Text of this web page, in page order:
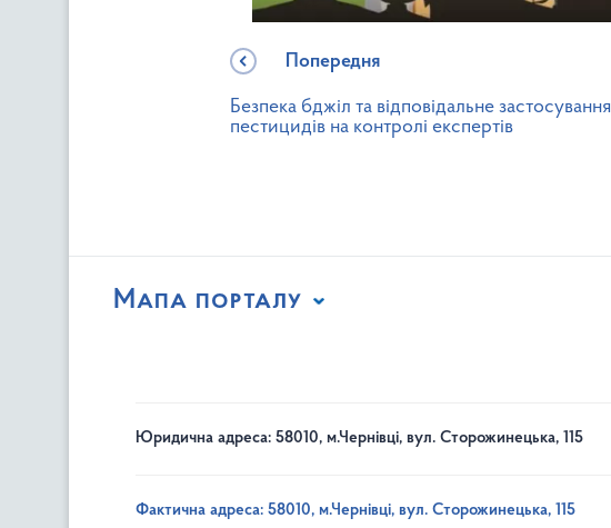
Попередня
Безпека бджіл та відповідальне застосування
пестицидів на контролі експертів
Мапа порталу
Юридична адреса: 58010, м.Чернівці, вул. Сторожинецька, 115
Фактична адреса: 58010, м.Чернівці, вул. Сторожинецька, 115